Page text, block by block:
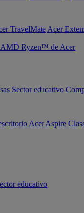
TravelMate Acer
AMD Ryzen™ de Acer
Sector educativo
Acer Aspire
educativo